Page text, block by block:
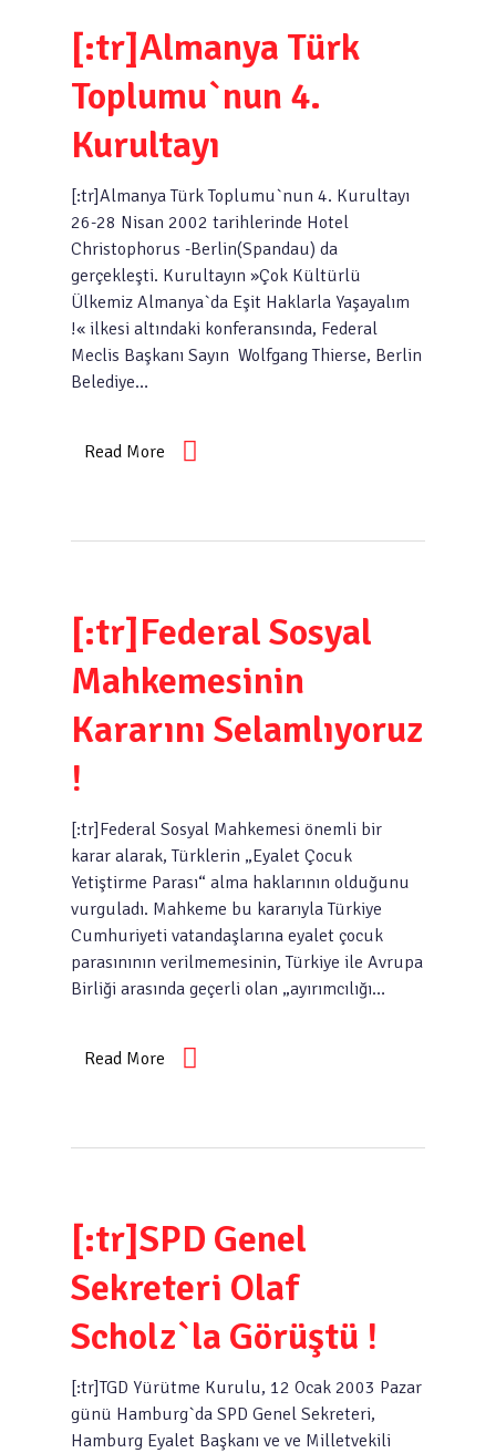
[:tr]Almanya Türk
Toplumu`nun 4.
Kurultayı
[:tr]Almanya Türk Toplumu`nun 4. Kurultayı
26-28 Nisan 2002 tarihlerinde Hotel
Christophorus -Berlin(Spandau) da
gerçekleşti. Kurultayın »Çok Kültürlü
Ülkemiz Almanya`da Eşit Haklarla Yaşayalım
!« ilkesi altındaki konferansında, Federal
Meclis Başkanı Sayın Wolfgang Thierse, Berlin
Belediye…
Read More
[:tr]Federal Sosyal
Mahkemesinin
Kararını Selamlıyoruz
!
[:tr]Federal Sosyal Mahkemesi önemli bir
karar alarak, Türklerin „Eyalet Çocuk
Yetiştirme Parası“ alma haklarının olduğunu
vurguladı. Mahkeme bu kararıyla Türkiye
Cumhuriyeti vatandaşlarına eyalet çocuk
parasınının verilmemesinin, Türkiye ile Avrupa
Birliği arasında geçerli olan „ayırımcılığı…
Read More
[:tr]SPD Genel
Sekreteri Olaf
Scholz`la Görüştü !
[:tr]TGD Yürütme Kurulu, 12 Ocak 2003 Pazar
günü Hamburg`da SPD Genel Sekreteri,
Hamburg Eyalet Başkanı ve ve Milletvekili